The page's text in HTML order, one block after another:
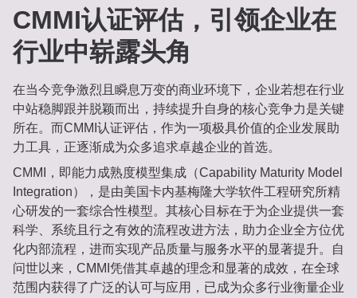
CMMI认证评估，引领企业在
行业中崭露头角
在当今竞争激烈且瞬息万变的商业环境下，企业若想在行业
中站稳脚跟并脱颖而出，持续提升自身的核心竞争力是关键
所在。而CMMI认证评估，作为一项极具价值的企业发展助
力工具，正逐渐成为众多追求卓越企业的首选。
CMMI，即能力成熟度模型集成（Capability Maturity Model
Integration），是由美国卡内基梅隆大学软件工程研究所精
心研发的一套综合性模型。其核心目标在于为企业提供一套
科学、系统且行之有效的流程改进方法，助力企业全方位优
化内部流程，进而实现产品质量与服务水平的显著提升。自
问世以来，CMMI凭借其卓越的理念和显著的成效，在全球
范围内获得了广泛的认可与应用，已成为众多行业衡量企业